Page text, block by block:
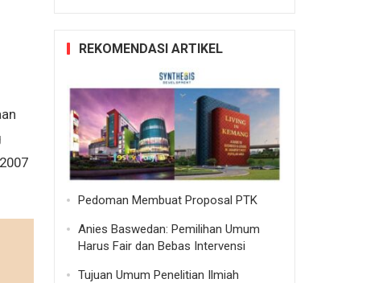
REKOMENDASI ARTIKEL
Pedoman Membuat Proposal PTK
Anies Baswedan: Pemilihan Umum
Harus Fair dan Bebas Intervensi
Tujuan Umum Penelitian Ilmiah